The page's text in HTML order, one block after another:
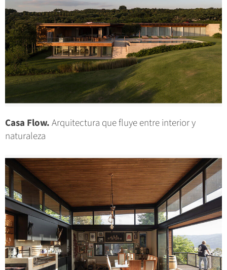
Casa Flow.Arquitectura que fluye entre interior y
naturaleza